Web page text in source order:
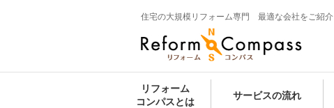
住宅の大規模リフォーム専門 最適な会社をご紹介
ス
リフォーム
コンパスとは
サービスの流れ